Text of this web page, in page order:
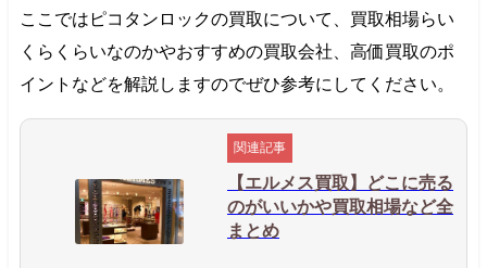
ここではピコタンロックの買取について、買取相場らい
くらくらいなのかやおすすめの買取会社、高価買取のポ
イントなどを解説しますのでぜひ参考にしてください。
【エルメス買取】どこに売る
のがいいかや買取相場など全
まとめ